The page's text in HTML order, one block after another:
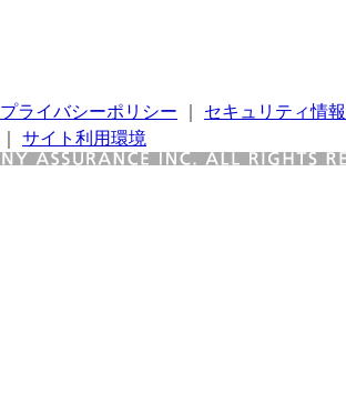
プライバシーポリシー
セキュリティ情報
サイト利用環境